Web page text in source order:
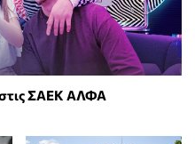
ΣΑΕΚ ΑΛΦΑ